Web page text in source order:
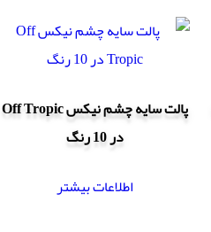
پالت سایه چشم نیکس Off Tropic
در 10 رنگ
اطلاعات بیشتر